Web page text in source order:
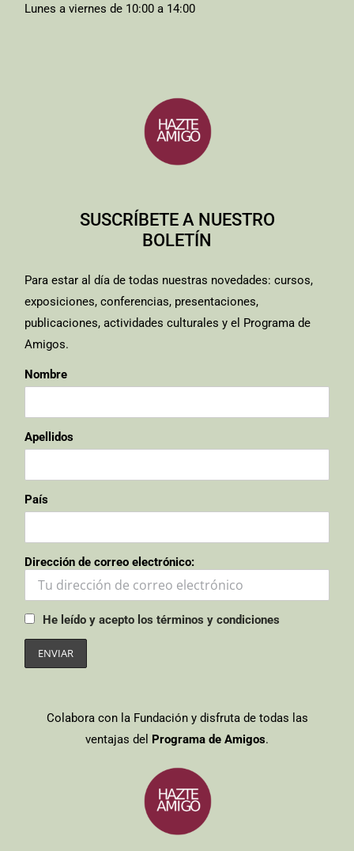
Lunes a viernes de 10:00 a 14:00
SUSCRÍBETE A NUESTRO
BOLETÍN
Para estar al día de todas nuestras novedades: cursos,
exposiciones, conferencias, presentaciones,
publicaciones, actividades culturales y el Programa de
Amigos.
Nombre
Apellidos
País
Dirección de correo electrónico:
He leído y acepto los términos y condiciones
Colabora con la Fundación y disfruta de todas las
ventajas del Programa de Amigos.